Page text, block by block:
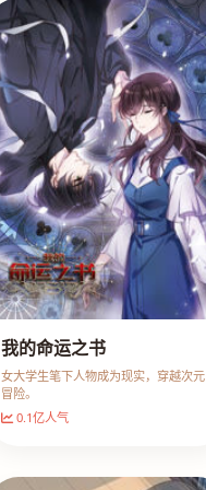
我的命运之书
女大学生笔下人物成为现实，穿越次元
冒险。
0.1亿人气